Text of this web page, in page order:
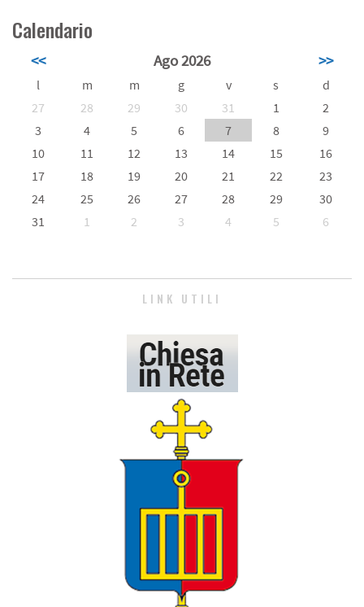
Calendario
<< Ago 2026 >>
l m m g v s
d
27
28 29 30 31 1
2
3
4 5 6 7 8
9
10
11 12 13 14 15
16
17
18 19 20 21 22
23
24
25 26 27 28 29
30
31
1 2 3 4 5 6
LINK UTILI